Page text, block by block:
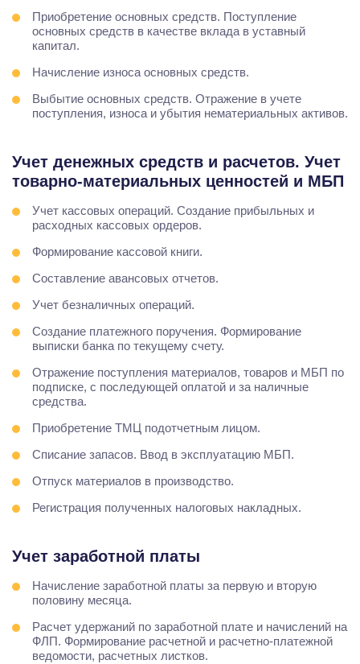
Приобретение основных средств. Поступление
основных средств в качестве вклада в уставный
капитал.
Начисление износа основных средств.
Выбытие основных средств. Отражение в учете
поступления, износа и убытия нематериальных активов.
Учет денежных средств и расчетов. Учет
товарно-материальных ценностей и МБП
Учет кассовых операций. Создание прибыльных и
расходных кассовых ордеров.
Формирование кассовой книги.
Составление авансовых отчетов.
Учет безналичных операций.
Создание платежного поручения. Формирование
выписки банка по текущему счету.
Отражение поступления материалов, товаров и МБП по
подписке, с последующей оплатой и за наличные
средства.
Приобретение ТМЦ подотчетным лицом.
Списание запасов. Ввод в эксплуатацию МБП.
Отпуск материалов в производство.
Регистрация полученных налоговых накладных.
Учет заработной платы
Начисление заработной платы за первую и вторую
половину месяца.
Расчет удержаний по заработной плате и начислений на
ФЛП. Формирование расчетной и расчетно-платежной
ведомости, расчетных листков.